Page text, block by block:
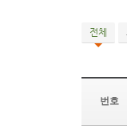
전체
번호